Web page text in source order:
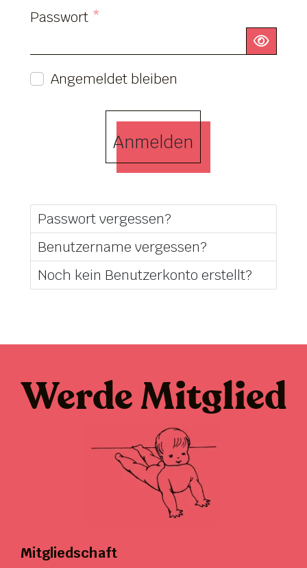
Passwort*
Angemeldet bleiben
Anmelden
Passwort vergessen?
Benutzername vergessen?
Noch kein Benutzerkonto erstellt?
Werde Mitglied
Mitgliedschaft